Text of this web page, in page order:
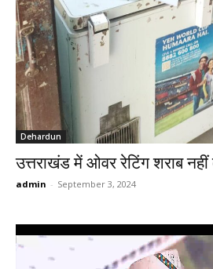
Dehardun
उत्तराखंड में ओवर रेटिंग शराब नहीं
admin - September 3, 2024
Video
Player